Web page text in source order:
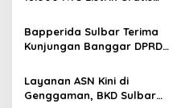
i
g
t
Listrik Desa Tahun 2027
Bapperida Sulbar Terima
Kunjungan Banggar DPRD
Penyesuaian Anggaran
2026
Layanan ASN Kini di
Genggaman, BKD Sulbar